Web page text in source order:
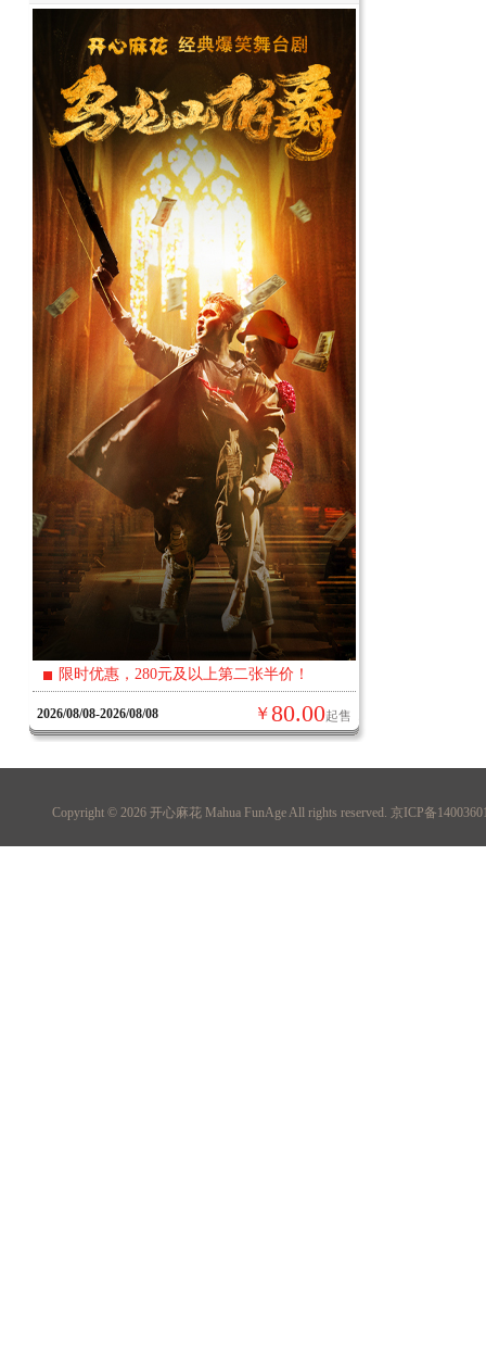
限时优惠，280元及以上第二张半价！
2026/08/08-2026/08/08 起售
80.00
￥
Copyright © 2026 开心麻花 Mahua FunAgeAll rights reserved. 京ICP备